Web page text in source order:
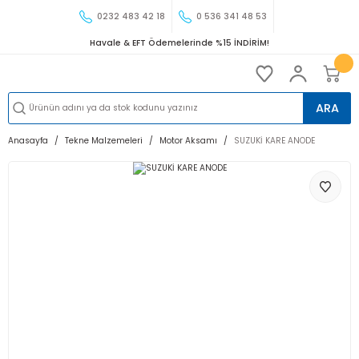
0232 483 42 18 0 536 341 48 53
Havale & EFT Ödemelerinde %15 İNDİRİM!
ARA
Anasayfa Tekne Malzemeleri Motor Aksamı SUZUKİ KARE ANODE